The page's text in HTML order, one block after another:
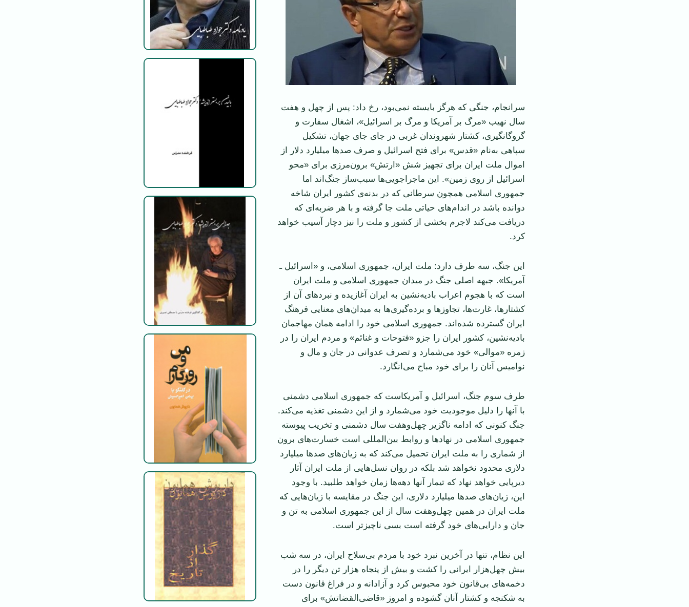
سرانجام، جنگی که هرگز بایسته نمی‌بود، رخ داد: پس از چهل و هفت
سال نهیب «مرگ بر آمریکا و مرگ بر اسرائیل»، اشغال سفارت و
گروگانگیری، کشتار شهروندان غربی در جای جای جهان، تشکیل
سپاهی به‌نام «قدس» برای فتح اسرائیل و صرف صدها میلیارد دلار از
اموال ملت ایران برای تجهیز شش «ارتش» برون‌مرزی برای «محو
اسرائیل از روی زمین». این ماجراجویی‌ها سبب‌ساز جنگ‌اند اما
جمهوری اسلامی همچون سرطانی که در بدنه‌ی کشور ایران شاخه
دوانده باشد در اندام‌های حیاتی ملت جا گرفته و با هر ضربه‌ای که
دریافت می‌کند لاجرم بخشی از کشور و ملت را نیز دچار آسیب خواهد
کرد.
این جنگ، سه طرف دارد: ملت ایران، جمهوری اسلامی، و «اسرائیل ـ
آمریکا». جبهه اصلی جنگ در میدان جمهوری اسلامی و ملت ایران
است که با هجوم اعراب بادیه‌نشین به ایران آغازیده و نبردهای آن از
کشتارها، غارت‌ها، تجاوزها و برده‌گیری‌ها به میدان‌های معنایی فرهنگ
ایران گسترده شده‌اند. جمهوری اسلامی خود را ادامه همان مهاجمان
بادیه‌نشین، کشور ایران را جزو «فتوحات و غنائم» و مردم ایران را در
زمره «موالی» خود می‌شمارد و تصرف عدوانی در جان و مال و
نوامیس آنان را برای خود مباح می‌انگارد.
طرف سوم جنگ، اسرائیل و آمریکاست که جمهوری اسلامی دشمنی
با آنها را دلیل موجودیت خود می‌شمارد و از این دشمنی تغذیه می‌کند.
جنگ کنونی که ادامه ناگزیر چهل‌و‌هفت سال دشمنی و تخریب پیوسته
جمهوری اسلامی در نهادها و روابط بین‌المللی است خسارت‌های برون
از شماری را به ملت ایران تحمیل می‌کند که به زیان‌های صدها میلیارد
دلاری محدود نخواهد شد بلکه در روان نسل‌هایی از ملت ایران آثار
دیرپایی خواهد نهاد که تیمار آنها دهه‌ها زمان خواهد طلبید. با وجود
این، زیان‌های صدها میلیارد دلاری، این جنگ در مقایسه با زیان‌هایی که
ملت ایران در همین چهل‌و‌هفت سال از این جمهوری اسلامی به تن و
جان و دارایی‌های خود گرفته است بسی ناچیزتر است.
این نظام، تنها در آخرین نبرد خود با مردم بی‌سلاح ایران، در سه شب
بیش چهل‌هزار ایرانی را کشت و بیش از پنجاه هزار تن دیگر را در
دخمه‌های بی‌قانون خود محبوس کرد و آزادانه و در فراغ قانون دست
به شکنجه و کشتار آنان گشوده و امروز «قاضی‌القضاتش» برای